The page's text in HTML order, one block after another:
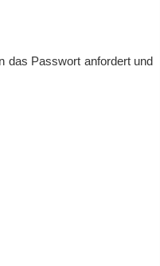
das Passwort anfordert und